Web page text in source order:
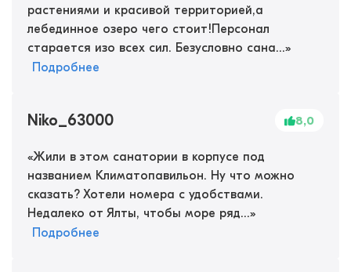
растениями и красивой территорией,а
лебединное озеро чего стоит!Персонал
старается изо всех сил. Безусловно сана...»
Подробнее
Niko_63000 8,0
«Жили в этом санатории в корпусе под
названием Климатопавильон. Ну что можно
сказать? Хотели номера с удобствами.
Недалеко от Ялты, чтобы море ряд...»
Подробнее